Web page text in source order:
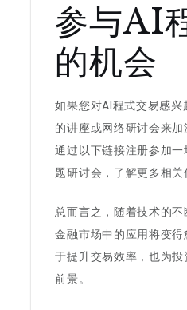
参与AI
的机会
如果您对AI程式交易感
的讲座或网络研讨会来
通过以下链接注册参加
题研讨会，了解更多相关
总而言之，随着技术的
金融市场中的应用将变
于提升交易效率，也为
前景。